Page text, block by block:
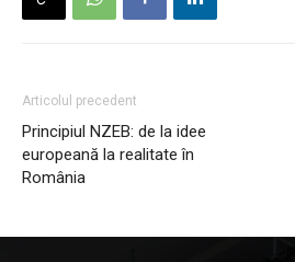
Articolul precedent
Principiul NZEB: de la idee
europeană la realitate în
România